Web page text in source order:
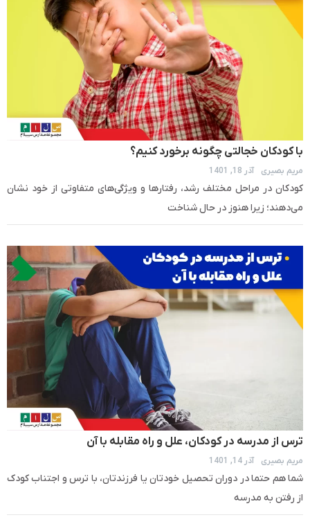
با کودکان خجالتی چگونه برخورد کنیم؟
مریم بصیری آذر 18, 1401
کودکان در مراحل مختلف رشد، رفتارها و ویژگی‌های متفاوتی از خود نشان
می‌دهند؛ زیرا هنوز در حال شناخت
ترس از مدرسه در کودکان، علل و راه مقابله با آن
مریم بصیری آذر 14, 1401
شما هم حتما در دوران تحصیل خودتان یا فرزندتان، با ترس و اجتناب کودک
از رفتن به مدرسه